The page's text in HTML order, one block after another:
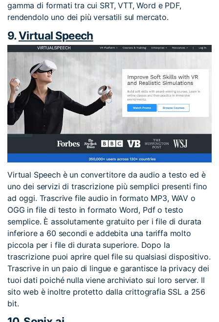
gamma di formati tra cui SRT, VTT, Word e PDF,
rendendolo uno dei più versatili sul mercato.
9.Virtual Speech
Virtual Speech è un convertitore da audio a testo ed è
uno dei servizi di trascrizione più semplici presenti fino
ad oggi. Trascrive file audio in formato MP3, WAV o
OGG in file di testo in formato Word, Pdf o testo
semplice. È assolutamente gratuito per i file di durata
inferiore a 60 secondi e addebita una tariffa molto
piccola per i file di durata superiore. Dopo la
trascrizione puoi aprire quel file su qualsiasi dispositivo.
Trascrive in un paio di lingue e garantisce la privacy dei
tuoi dati poiché nulla viene archiviato sui loro server. Il
sito web è inoltre protetto dalla crittografia SSL a 256
bit.